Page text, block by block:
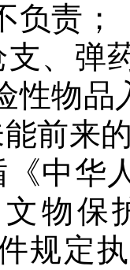
负责；
支、弹
性物品
前来
《中华
物保
规定